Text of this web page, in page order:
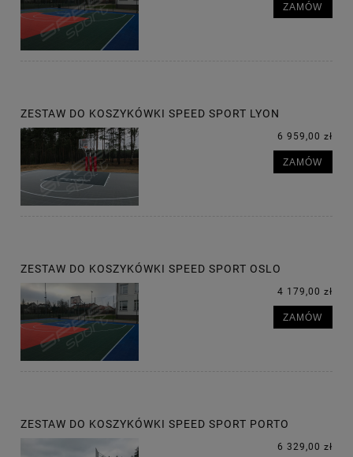
ZAMÓW
ZESTAW DO KOSZYKÓWKI SPEED SPORT LYON
6 959,00 zł
ZAMÓW
ZESTAW DO KOSZYKÓWKI SPEED SPORT OSLO
4 179,00 zł
ZAMÓW
ZESTAW DO KOSZYKÓWKI SPEED SPORT PORTO
6 329,00 zł